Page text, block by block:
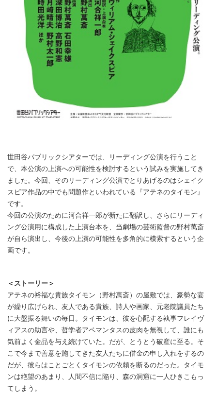
世田谷パブリックシアターでは、リーディング公演を行うこと
で、本公演の上演への可能性を検討するという試みを実施してき
ました。今回、そのリーディング公演でとりあげるのはシェイク
スピア作品の中でも問題作といわれている『アテネのタイモン』
です。
今回の公演のために河合祥一郎が新たに翻訳し、さらにリーディ
ング公演用に構成した上演台本を、当劇場の芸術監督の野村萬斎
が自ら演出し、今後の上演の可能性を多角的に模索するという企
画です。
＜ストーリー＞
アテネの裕福な貴族タイモン（野村萬斎）の屋敷では、豪勢な宴
が繰り広げられ、友人である貴族、詩人や画家、元老院議員たち
に大盤振る舞いの毎日。タイモンは、彼を心配する執事フレイヴ
ィアスの助言や、哲学者アペマンタスの皮肉を無視して、誰にも
気前よく金品を与え続けていた。だが、とうとう破産に至る。そ
こで今まで善意を施してきた友人たちに借金の申し入れをするの
だが、彼らはことごとくタイモンの依頼を断るのだった。タイモ
ンは絶望のあまり、人間不信に陥り、森の洞窟に一人ひきこもっ
てしまう。